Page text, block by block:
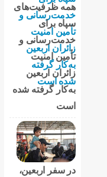
همه ظرفیت‌های
سپاه برای
خدمت‌رسانی و
تأمین امنیت
زائران اربعین
به‌کار گرفته شده
است
در سفر اربعین،